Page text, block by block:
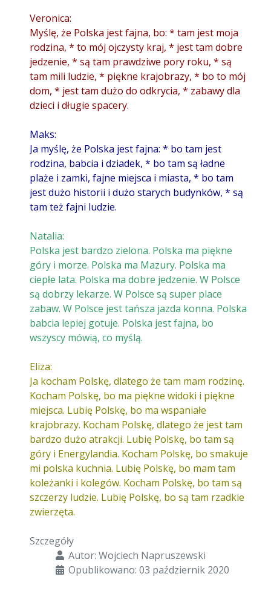
Veronica:
Myślę, że Polska jest fajna, bo: * tam jest moja
rodzina, * to mój ojczysty kraj, * jest tam dobre
jedzenie, * są tam prawdziwe pory roku, * są
tam mili ludzie, * piękne krajobrazy, * bo to mój
dom, * jest tam dużo do odkrycia, * zabawy dla
dzieci i długie spacery.
Maks:
Ja myślę, że Polska jest fajna: * bo tam jest
rodzina, babcia i dziadek, * bo tam są ładne
plaże i zamki, fajne miejsca i miasta, * bo tam
jest dużo historii i dużo starych budynków, * są
tam też fajni ludzie.
Natalia:
Polska jest bardzo zielona. Polska ma piękne
góry i morze. Polska ma Mazury. Polska ma
ciepłe lata. Polska ma dobre jedzenie. W Polsce
są dobrzy lekarze. W Polsce są super place
zabaw. W Polsce jest tańsza jazda konna. Polska
babcia lepiej gotuje. Polska jest fajna, bo
wszyscy mówią, co myślą.
Eliza:
Ja kocham Polskę, dlatego że tam mam rodzinę.
Kocham Polskę, bo ma piękne widoki i piękne
miejsca. Lubię Polskę, bo ma wspaniałe
krajobrazy. Kocham Polskę, dlatego że jest tam
bardzo dużo atrakcji. Lubię Polskę, bo tam są
góry i Energylandia. Kocham Polskę, bo smakuje
mi polska kuchnia. Lubię Polskę, bo mam tam
koleżanki i kolegów. Kocham Polskę, bo tam są
szczerzy ludzie. Lubię Polskę, bo są tam rzadkie
zwierzęta.
Szczegóły
Autor: Wojciech Napruszewski
Opublikowano: 03 październik 2020